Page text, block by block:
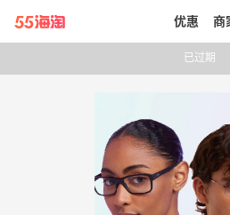
带你去官网买正品
优惠 商
已过期